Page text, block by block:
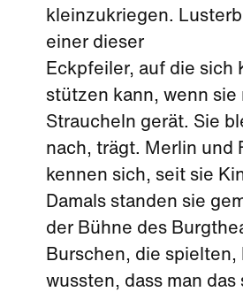
kleinzukriegen.
einer dieser
Eckpfeiler, auf die sich
stützen kann, wenn sie
Straucheln gerät. Sie
nach, trägt. Merlin und
kennen sich, seit sie
Damals standen sie
der Bühne des
Burschen, die spielten,
wussten, dass man das